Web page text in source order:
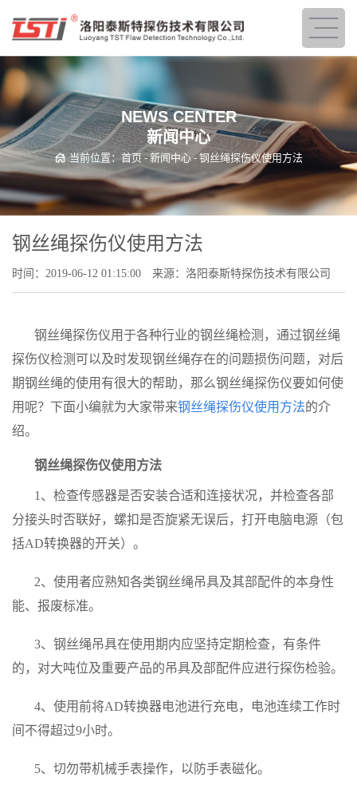
NEWS CENTER
新闻中心
当前位置：首页 -新闻中心- 钢丝绳探伤仪使用方法
钢丝绳探伤仪使用方法
时间：2019-06-12 01:15:00 来源：洛阳泰斯特探伤技术有限公司
钢丝绳探伤仪用于各种行业的钢丝绳检测，通过钢丝绳
探伤仪检测可以及时发现钢丝绳存在的问题损伤问题，对后
期钢丝绳的使用有很大的帮助，那么钢丝绳探伤仪要如何使
用呢？下面小编就为大家带来钢丝绳探伤仪使用方法的介
绍。
钢丝绳探伤仪使用方法
1、检查传感器是否安装合适和连接状况，并检查各部
分接头时否联好，螺扣是否旋紧无误后，打开电脑电源（包
括AD转换器的开关）。
2、使用者应熟知各类钢丝绳吊具及其部配件的本身性
能、报废标准。
3、钢丝绳吊具在使用期内应坚持定期检查，有条件
的，对大吨位及重要产品的吊具及部配件应进行探伤检验。
4、使用前将AD转换器电池进行充电，电池连续工作时
间不得超过9小时。
5、切勿带机械手表操作，以防手表磁化。